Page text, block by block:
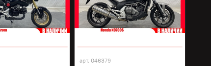
арт. 046379